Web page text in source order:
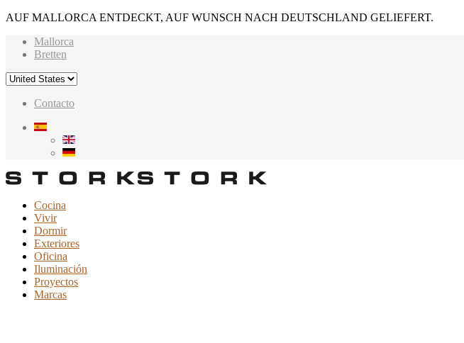
AUF MALLORCA ENTDECKT, AUF WUNSCH NACH DEUTSCHLAND GELIEFERT.
Mallorca
Bretten
Contacto
Cocina
Vivir
Dormir
Exteriores
Oficina
Iluminación
Proyectos
Marcas